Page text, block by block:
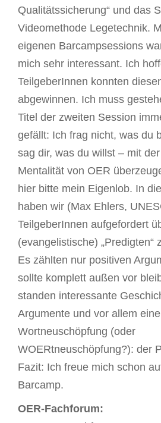
Qualitätssicherung“ und das
Videomethode Legetechnik.
eigenen Barcampsessions
mich sehr interessant. Ich
TeilgeberInnen konnten
abgewinnen. Ich muss
Titel der zweiten Session
gefällt: Ich frag nicht, was du
sag dir, was du willst – mit
Mentalität von OER
hier bitte mein Eigenlob. In
haben wir (Max Ehlers,
TeilgeberInnen aufgefordert
(evangelistische) „Predigten“
Es zählten nur positiven
sollte komplett außen vor
standen interessante
Argumente und vor allem eine
Wortneuschöpfung (oder
WOERtneuschöpfung?): der
Fazit: Ich freue mich schon
Barcamp.
OER-Fachforum: